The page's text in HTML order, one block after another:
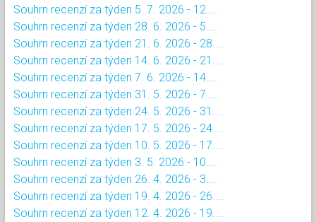
Souhrn recenzí za týden 5. 7. 2026 - 12....
Souhrn recenzí za týden 28. 6. 2026 - 5....
Souhrn recenzí za týden 21. 6. 2026 - 28....
Souhrn recenzí za týden 14. 6. 2026 - 21....
Souhrn recenzí za týden 7. 6. 2026 - 14....
Souhrn recenzí za týden 31. 5. 2026 - 7....
Souhrn recenzí za týden 24. 5. 2026 - 31....
Souhrn recenzí za týden 17. 5. 2026 - 24....
Souhrn recenzí za týden 10. 5. 2026 - 17....
Souhrn recenzí za týden 3. 5. 2026 - 10....
Souhrn recenzí za týden 26. 4. 2026 - 3....
Souhrn recenzí za týden 19. 4. 2026 - 26....
Souhrn recenzí za týden 12. 4. 2026 - 19....